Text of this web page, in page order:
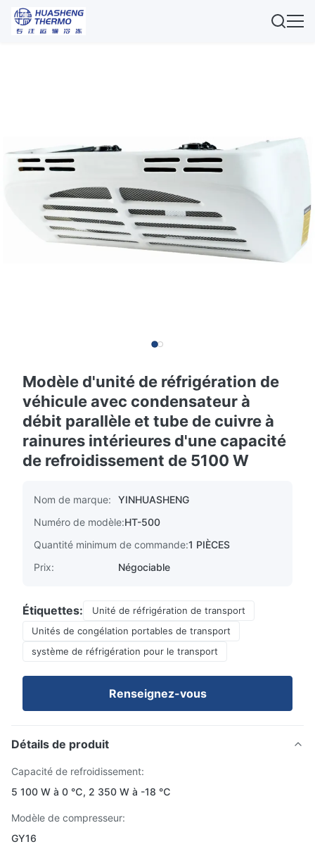
Modèle d'unité de réfrigération de
véhicule avec condensateur à
débit parallèle et tube de cuivre à
rainures intérieures d'une capacité
de refroidissement de 5100 W
Nom de marque:
YINHUASHENG
Numéro de modèle:HT-500
Quantité minimum de commande:1 PIÈCES
Prix:
Négociable
Étiquettes:
Unité de réfrigération de transport
Unités de congélation portables de transport
système de réfrigération pour le transport
Renseignez-vous
Détails de produit
Capacité de refroidissement:
5 100 W à 0 ℃, 2 350 W à -18 ℃
Modèle de compresseur:
GY16